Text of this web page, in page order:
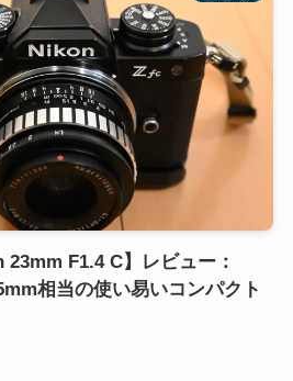
23mm F1.4 C】レビュー：
相当の使い易いコンパクト